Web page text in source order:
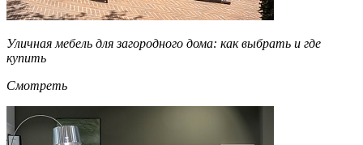
Уличная мебель для загородного дома: как выбрать и где
купить
Смотреть